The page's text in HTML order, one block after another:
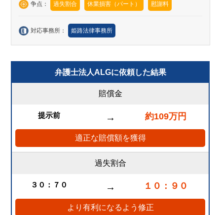
争点： 過失割合 休業損害（パート） 慰謝料
対応事務所： 姫路法律事務所
弁護士法人ALGに依頼した結果
賠償金
提示前 → 約109万円
適正な賠償額を獲得
過失割合
３０：７０ → １０：９０
より有利になるよう修正